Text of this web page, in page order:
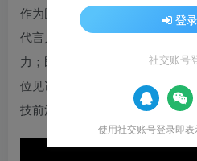
作为国博一位特殊的新员工，她
代言人，也拥有在现实世界博物
力；既是现代社会的一名“新青
位见证者；她根植于中华民族文
技前沿；她将是你在中国国家博
登录
社交账号
使用社交账号登录即